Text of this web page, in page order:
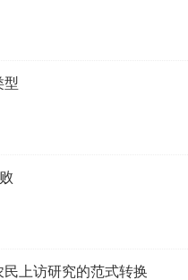
型
上访研究的范式转换